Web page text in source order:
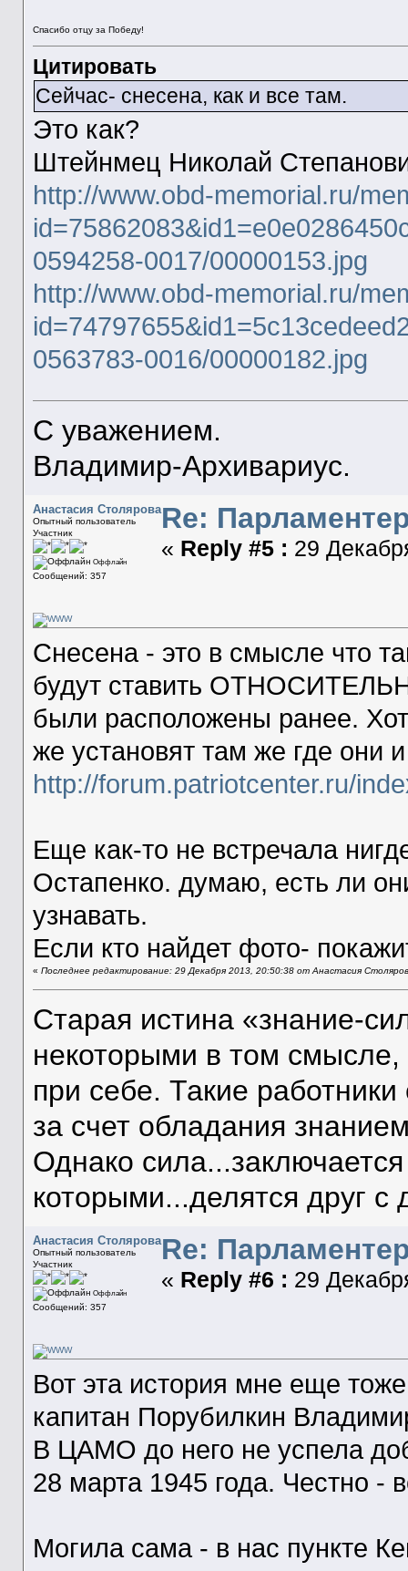
Спасибо отцу за Победу!
Цитировать
Сейчас- снесена, как и все там.
Это как?
Штейнмец Николай
http://www.obd-memorial.ru/
0594258-0017/00000153.jpg
http://www.obd-memorial.ru/
0563783-0016/00000182.jpg
С уважением.
Владимир-Архивариус.
Анастасия Столярова
Опытный пользователь
Участник
Оффлайн
Сообщений: 357
Re:
« Reply #5 : 29
Снесена - это в смысле что
будут ставить
были расположены ранее.
же установят там же где
http://forum.patriotcenter.ru/
Еще как-то не встречала
Остапенко. думаю, есть ли
узнавать.
Если кто найдет фото-
« Последнее редактирование: 29 Декабря 2013, 20:50:38 от Анастасия
Старая истина «знание-
некоторыми в том смысле,
при себе. Такие
за счет обладания
Однако
которыми...делятся друг с
Анастасия Столярова
Опытный пользователь
Участник
Оффлайн
Сообщений: 357
Re:
« Reply #6 : 29
Вот эта история мне еще
капитан Порубилкин
В ЦАМО до него не успела
28 марта 1945 года. Честно -
Могила сама - в нас пункте